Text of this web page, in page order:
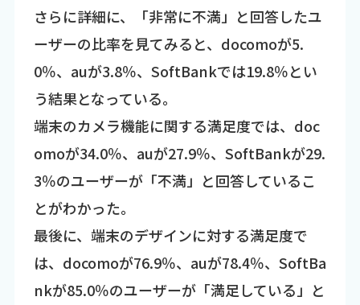
さらに詳細に、「非常に不満」と回答したユ
ーザーの比率を見てみると、docomoが5.
0％、auが3.8％、SoftBankでは19.8％とい
う結果となっている。
端末のカメラ機能に関する満足度では、doc
omoが34.0％、auが27.9％、SoftBankが29.
3％のユーザーが「不満」と回答しているこ
とがわかった。
最後に、端末のデザインに対する満足度で
は、docomoが76.9％、auが78.4％、SoftBa
nkが85.0％のユーザーが「満足している」と